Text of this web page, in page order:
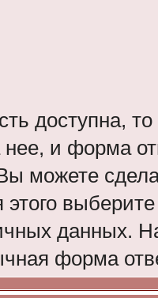
доступна,
и форма
можете
этого
данных.
форма